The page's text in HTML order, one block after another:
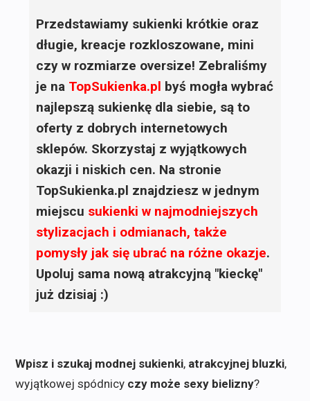
Przedstawiamy sukienki krótkie oraz
długie, kreacje rozkloszowane, mini
czy w rozmiarze oversize! Zebraliśmy
je na TopSukienka.pl byś mogła wybrać
najlepszą sukienkę dla siebie, są to
oferty z dobrych internetowych
sklepów. Skorzystaj z wyjątkowych
okazji i niskich cen. Na stronie
TopSukienka.pl znajdziesz w jednym
miejscu sukienki w najmodniejszych
stylizacjach i odmianach, także
pomysły jak się ubrać na różne okazje.
Upoluj sama nową atrakcyjną "kieckę"
już dzisiaj :)
Wpisz i szukaj modnej sukienki, atrakcyjnej bluzki,
wyjątkowej spódnicy czy może sexy bielizny?